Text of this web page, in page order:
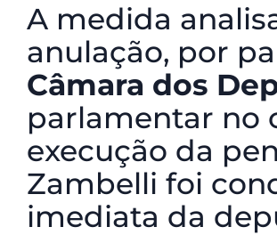
A medida
anulação, por
Câmara dos
parlamentar no
execução da
Zambelli foi
imediata da